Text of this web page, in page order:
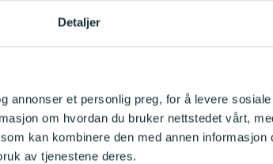
Detaljer
annonser et personlig preg, for å levere
om hvordan du bruker nettstedet vårt,
kan kombinere den med annen informasjon
av tjenestene deres.